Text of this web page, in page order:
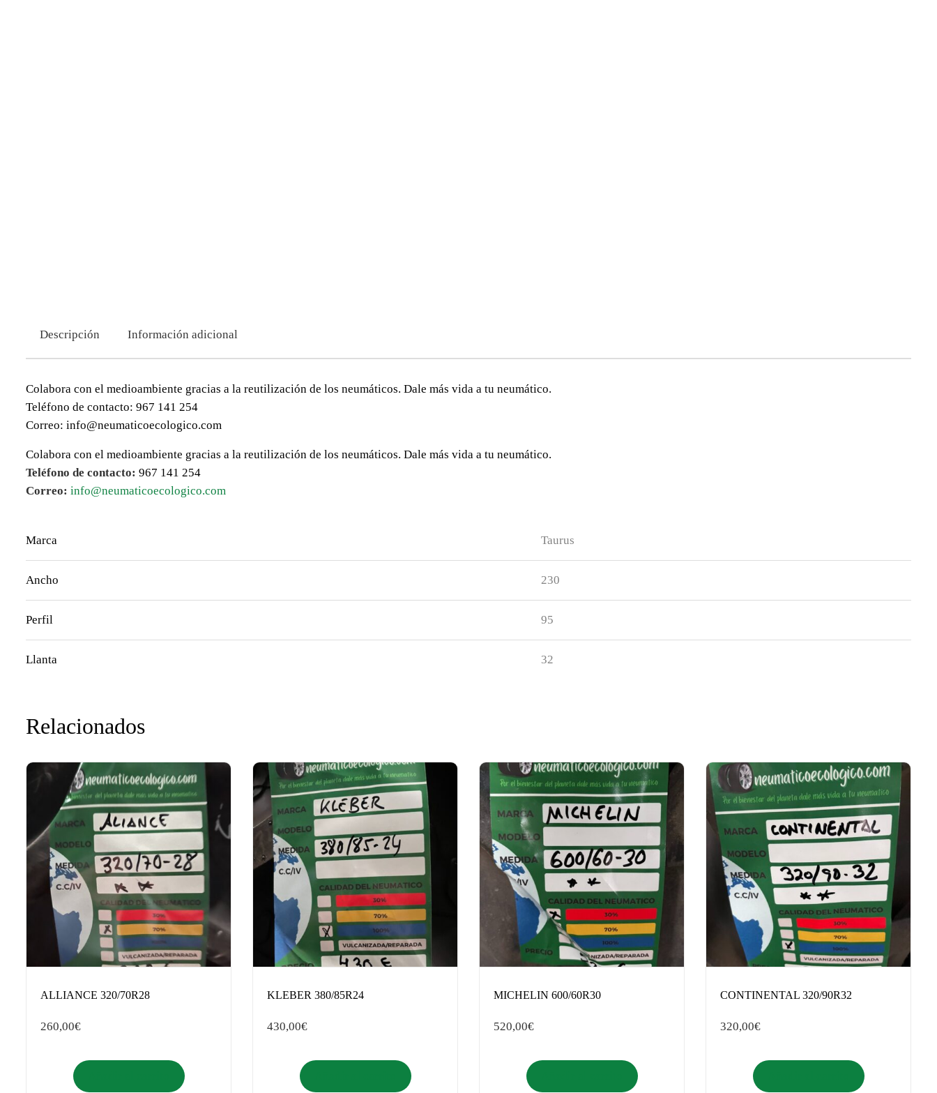
Descripción Información adicional
Colabora con el medioambiente gracias a la reutilización de los neumáticos. Dale más vida a tu neumático.
Teléfono de contacto: 967 141 254
Correo: info@neumaticoecologico.com
Colabora con el medioambiente gracias a la reutilización de los neumáticos. Dale más vida a tu neumático.
Teléfono de contacto: 967 141 254
Correo: info@neumaticoecologico.com
Marca Taurus
Ancho 230
Perfil 95
Llanta 32
Relacionados
ALLIANCE 320/70R28
260,00€
KLEBER 380/85R24
430,00€
MICHELIN 600/60R30
520,00€
CONTINENTAL 320/90R32
320,00€